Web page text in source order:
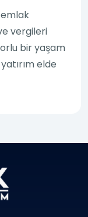
vergileri
bir yaşam
elde